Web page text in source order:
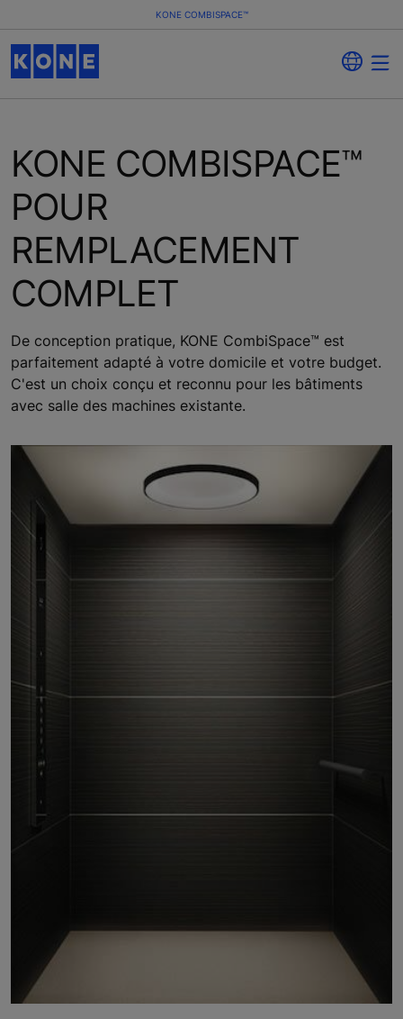
KONE COMBISPACE™
KONE COMBISPACE™
POUR
REMPLACEMENT
COMPLET
De conception pratique, KONE CombiSpace™ est
parfaitement adapté à votre domicile et votre budget.
C'est un choix conçu et reconnu pour les bâtiments
avec salle des machines existante.